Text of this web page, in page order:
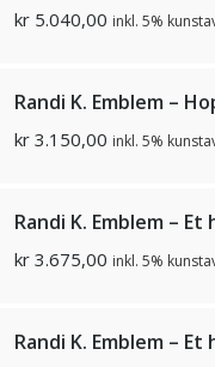
kr 5.040,00 inkl. 5%
Randi K. Emblem –
kr 3.150,00 inkl. 5%
Randi K. Emblem – Et
kr 3.675,00 inkl. 5%
Randi K. Emblem – Et